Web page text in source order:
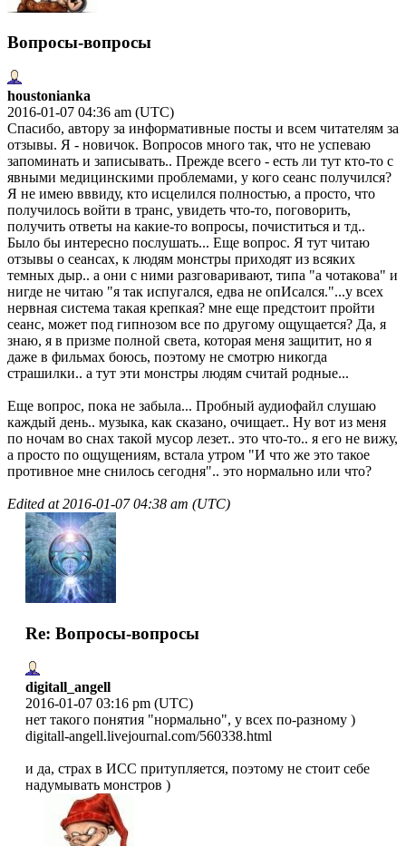
Вопросы-вопросы
houstonianka
2016-01-07 04:36 am (UTC)
Спасибо, автору за информативные посты и всем читателям за
отзывы. Я - новичок. Вопросов много так, что не успеваю
запоминать и записывать.. Прежде всего - есть ли тут кто-то с
явными медицинскими проблемами, у кого сеанс получился?
Я не имею вввиду, кто исцелился полностью, а просто, что
получилось войти в транс, увидеть что-то, поговорить,
получить ответы на какие-то вопросы, почиститься и тд..
Было бы интересно послушать... Еще вопрос. Я тут читаю
отзывы о сеансах, к людям монстры приходят из всяких
темных дыр.. а они с ними разговаривают, типа "а чотакова" и
нигде не читаю "я так испугался, едва не опИсался."...у всех
нервная система такая крепкая? мне еще предстоит пройти
сеанс, может под гипнозом все по другому ощущается? Да, я
знаю, я в призме полной света, которая меня защитит, но я
даже в фильмах боюсь, поэтому не смотрю никогда
страшилки.. а тут эти монстры людям считай родные...
Еще вопрос, пока не забыла... Пробный аудиофайл слушаю
каждый день.. музыка, как сказано, очищает.. Ну вот из меня
по ночам во снах такой мусор лезет.. это что-то.. я его не вижу,
а просто по ощущениям, встала утром "И что же это такое
противное мне снилось сегодня".. это нормально или что?
Edited at2016-01-07 04:38 am (UTC)
Re: Вопросы-вопросы
digitall_angell
2016-01-07 03:16 pm (UTC)
нет такого понятия "нормально", у всех по-разному )
digitall-angell.livejournal.com/560338.html
и да, страх в ИСС притупляется, поэтому не стоит себе
надумывать монстров )